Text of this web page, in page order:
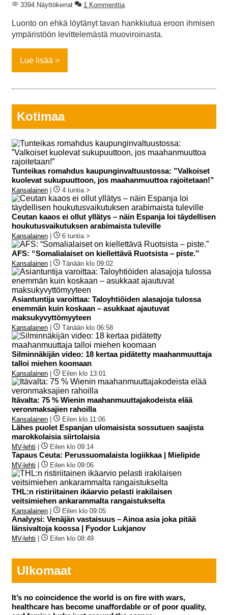
3394 Näyttökerrat
1 Kommenttia
Luonto on ehkä löytänyt tavan hankkiutua eroon ihmisen
ympäristöön levittelemästä muoviroinasta.
Lue lisää
Kotimaa
Tunteikas romahdus kaupunginvaltuustossa: ”Valkoiset
kuolevat sukupuuttoon, jos maahanmuuttoa rajoitetaan!”
Kansalainen 4 tuntia >
Ceutan kaaos ei ollut yllätys – näin Espanja loi täydellisen
houkutusvaikutuksen arabimaista tuleville
Kansalainen 6 tuntia >
AFS: “Somalialaiset on kiellettävä Ruotsista – piste.”
Kansalainen Tänään klo 09:02
Asiantuntija varoittaa: Taloyhtiöiden alasajoja tulossa
enemmän kuin koskaan – asukkaat ajautuvat
maksukyvyttömyyteen
Kansalainen Tänään klo 06:58
Silminnäkijän video: 18 kertaa pidätetty maahanmuuttaja
talloi miehen koomaan
Kansalainen Eilen klo 13:01
Itävalta: 75 % Wienin maahanmuuttajakodeista elää
veronmaksajien rahoilla
Kansalainen Eilen klo 11:06
Lähes puolet Espanjan ulomaisista sossutuen saajista
marokkolaisia siirtolaisia
MV-lehti Eilen klo 09:14
Tapaus Ceuta: Perussuomalaista logiikkaa | Mielipide
MV-lehti Eilen klo 09:06
THL:n ristiriitainen ikäarvio pelasti irakilaisen
veitsimiehen ankarammalta rangaistukselta
Kansalainen Eilen klo 09:05
Analyysi: Venäjän vastaisuus – Ainoa asia joka pitää
länsivaltoja koossa | Fyodor Lukjanov
MV-lehti Eilen klo 08:49
Ulkomaat
It’s no coincidence the world is on fire with wars,
healthcare has become unaffordable or of poor quality,